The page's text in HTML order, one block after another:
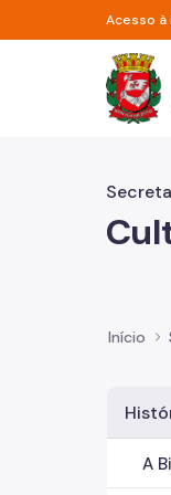
Pular para oAcesso à
Início
A